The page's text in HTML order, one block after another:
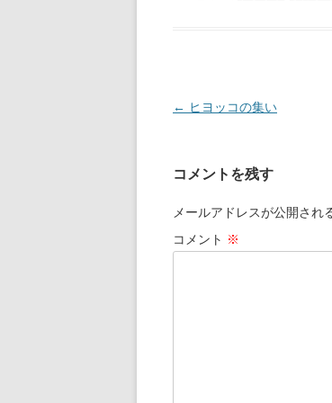
投稿ナビゲーション
← ヒヨッコの集い
コメントを残す
メールアドレスが公開され
コメント ※